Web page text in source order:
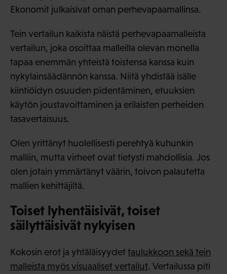
Ekonomit julkaisivat oman perhevapaamallinsa.
Tein vertailun kaikista näistä perhevapaamalleista
vertailun, joka osoittaa malleilla olevan monella
tapaa enemmän yhteistä toistensa kanssa kuin
nykylainsäädännön kanssa. Niitä yhdistää isälle
kiintiöidyn osuuden pidentäminen, etuuksien
käytön joustavoittaminen ja erilaisten perheiden
tasavertaisuus.
Olen yrittänyt huolellisesti perehtyä kuhunkin
malliin, mutta virheet ovat tietysti mahdollisia. Jos
olen jotain ymmärtänyt väärin, toivon palautetta
mallien kehittäjiltä.
Toiset lyhentäisivät, toiset
säilyttäisivät nykyisen
Kokosin erot ja yhtäläisyydettaulukkoon sekä tein
malleista myös visuaaliset vertailut. Vertailussa piti